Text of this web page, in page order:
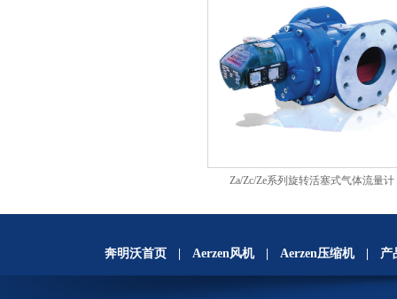
Za/Zc/Ze系列旋转活塞式气体流量计
奔明沃首页 Aerzen风机 Aerzen压缩机 产